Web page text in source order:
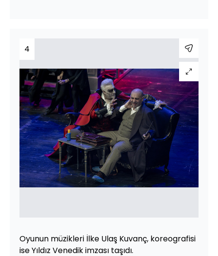
4
Oyunun müzikleri İlke Ulaş Kuvanç, koreografisi
ise Yıldız Venedik imzası taşıdı.